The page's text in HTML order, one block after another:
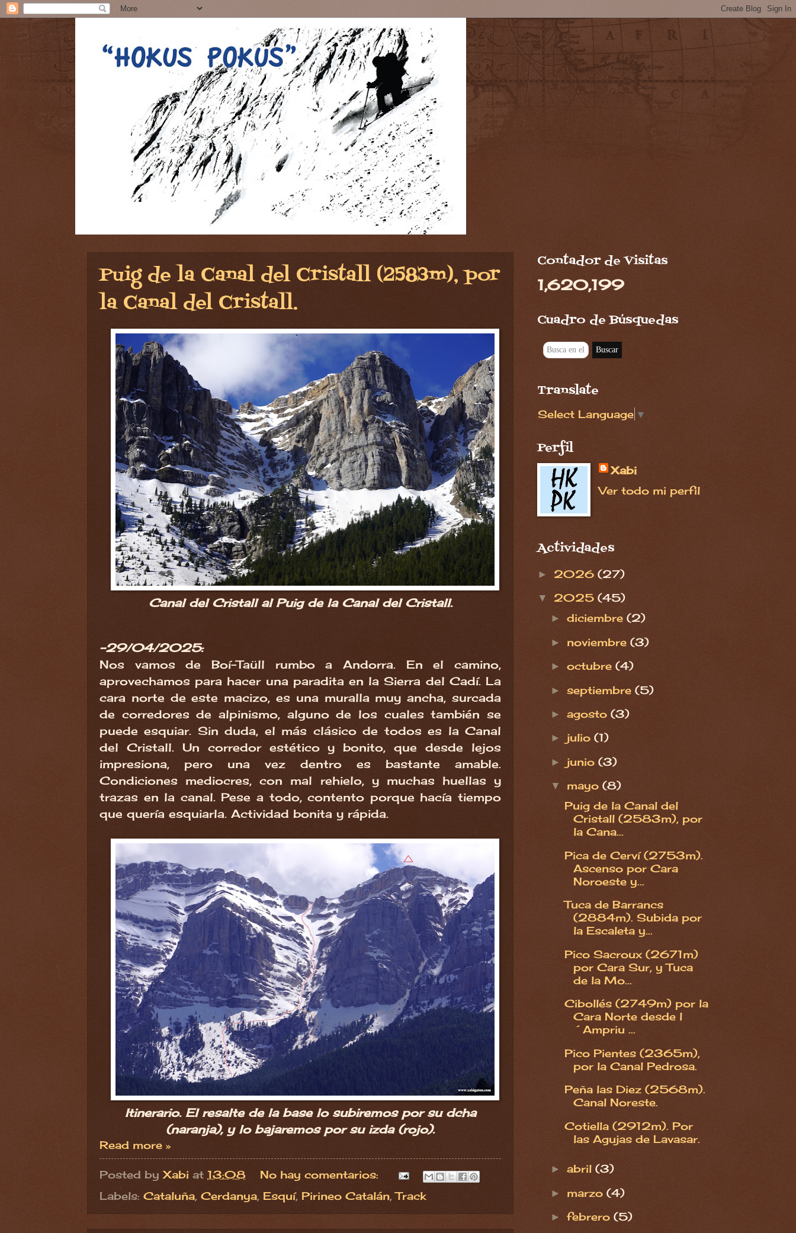
Puig de la Canal del Cristall (2583m), por
la Canal del Cristall.
Canal del Cristall al Puig de la Canal del Cristall.
-29/04/2025:
Nos vamos de Boí-Taüll rumbo a Andorra. En el camino,
aprovechamos para hacer una paradita en la Sierra del Cadí. La
cara norte de este macizo, es una muralla muy ancha, surcada
de corredores de alpinismo, alguno de los cuales también se
puede esquiar. Sin duda, el más clásico de todos es la Canal
del Cristall. Un corredor estético y bonito, que desde lejos
impresiona, pero una vez dentro es bastante amable.
Condiciones mediocres, con mal rehielo, y muchas huellas y
trazas en la canal. Pese a todo, contento porque hacía tiempo
que quería esquiarla. Actividad bonita y rápida.
Itinerario. El resalte de la base lo subiremos por su dcha
(naranja), y lo bajaremos por su izda (rojo).
Read more »
Posted byXabi at 13:08
No hay comentarios:
Labels: Cataluña, Cerdanya, Esquí, Pirineo Catalán,Track
Contador de Visitas
1,620,199
Cuadro de Búsquedas
Translate
Select Language ▼
Perfil
Xabi
Ver todo mi perfil
Actividades
► 2026 (27)
▼ 2025 (45)
►diciembre(2)
► noviembre(3)
►octubre(4)
►septiembre(5)
►agosto(3)
► julio(1)
► junio(3)
▼ mayo(8)
Puig de la Canal del
Cristall (2583m), por
la Cana...
Pica de Cerví (2753m).
Ascenso por Cara
Noroeste y...
Tuca de Barrancs
(2884m). Subida por
la Escaleta y...
Pico Sacroux (2671m)
por Cara Sur, y Tuca
de la Mo...
Cibollés (2749m) por la
Cara Norte desde l
´Ampriu ...
Pico Pientes (2365m),
por la Canal Pedrosa.
Peña las Diez (2568m).
Canal Noreste.
Cotiella (2912m). Por
las Agujas de Lavasar.
►abril(3)
► marzo(4)
►febrero(5)